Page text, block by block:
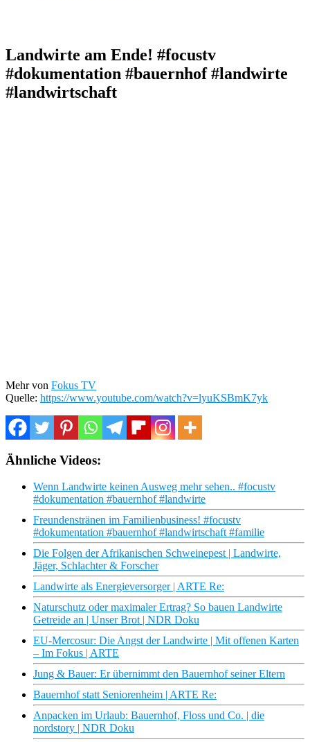
Landwirte am Ende! #focustv
#dokumentation #bauernhof #landwirte
#landwirtschaft
Mehr von Fokus TV
Quelle: https://www.youtube.com/watch?v=lyuKSBmK7yk
Ähnliche Videos:
Wenn Landwirte keinen Ausweg mehr sehen.. #focustv
#dokumentation #bauernhof #landwirte
Freundenstränen im Familienbusiness! #focustv
#dokumentation #bauernhof #landwirtschaft #familie
Die Folgen der Afrikanischen Schweinepest | Landwirte,
Jäger, Schlachter & Forscher
Landwirte als Energieversorger | ARTE Re:
Naturschutz oder maximaler Ertrag? So bauen Landwirte
Getreide an | Unser Brot | NDR Doku
EU-Mercosur: Die Angst der Landwirte | Mit offenen Karten
– Im Fokus | ARTE
Jung & Bauer: Er übernimmt den Bauernhof seiner Eltern
Bauernhof statt Seniorenheim | ARTE Re:
Anpacken im Urlaub: Bauernhof, Floss und Co. | die
nordstory | NDR Doku